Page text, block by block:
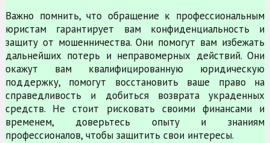
Важно помнить, что обращение к профессиональным
юристам гарантирует вам конфиденциальность и
защиту от мошенничества. Они помогут вам избежать
дальнейших потерь и неправомерных действий. Они
окажут вам квалифицированную юридическую
поддержку, помогут восстановить ваше право на
справедливость и добиться возврата украденных
средств. Не стоит рисковать своими финансами и
временем, доверьтесь опыту и знаниям
профессионалов, чтобы защитить свои интересы.